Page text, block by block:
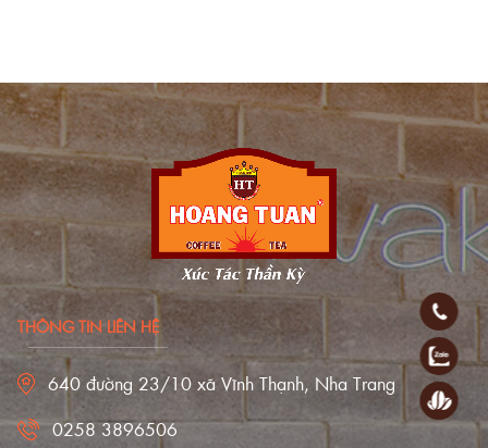
THÔNG TIN LIÊN HỆ
640 đường 23/10 xã Vĩnh Thạnh, Nha Trang
0258 3896506